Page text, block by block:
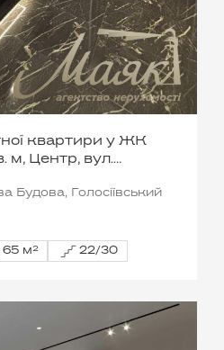
квартири у ЖК
м, Центр, вул.
Будова, Голосіївський
65 м² 22/30